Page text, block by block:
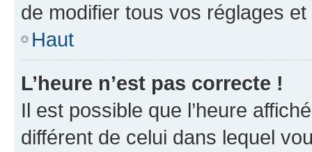
de modifier tous vos réglages
Haut
L’heure n’est pas correcte !
Il est possible que l’heure
différent de celui dans lequel